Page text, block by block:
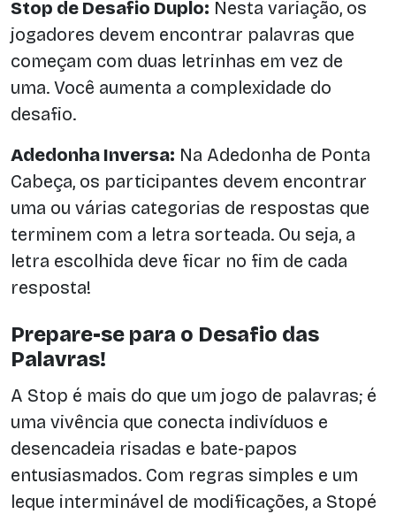
Stop de Desafio Duplo: Nesta variação, os
jogadores devem encontrar palavras que
começam com duas letrinhas em vez de
uma. Você aumenta a complexidade do
desafio.
Adedonha Inversa: Na Adedonha de Ponta
Cabeça, os participantes devem encontrar
uma ou várias categorias de respostas que
terminem com a letra sorteada. Ou seja, a
letra escolhida deve ficar no fim de cada
resposta!
Prepare-se para o Desafio das
Palavras!
A Stop é mais do que um jogo de palavras; é
uma vivência que conecta indivíduos e
desencadeia risadas e bate-papos
entusiasmados. Com regras simples e um
leque interminável de modificações, a Stopé